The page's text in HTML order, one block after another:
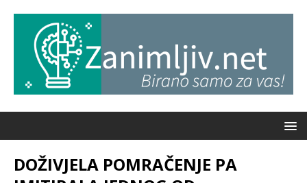
DOŽIVJELA POMRAČENJE PA